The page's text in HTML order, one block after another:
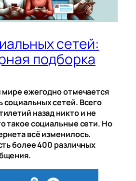
сетей:
подборка
ежегодно отмечается
сетей. Всего
назад никто и не
такое социальные сети. Но
всё изменилось.
более 400 различных